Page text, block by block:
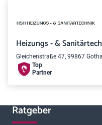
Heizungs - &
Gleichenstraße 47, 99867 Gotha
Top
Partner
Ratgeber